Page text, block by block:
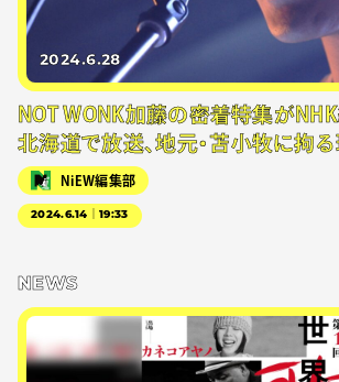
2024.6.28
NOT WONK加藤の密着特集がNHK
北海道で放送、地元・苫小牧に拘
NiEW編集部
2024.6.14｜19:33
NEWS